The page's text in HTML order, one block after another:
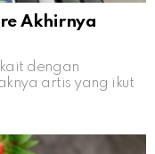
Akhirnya
dengan
artis yang ikut